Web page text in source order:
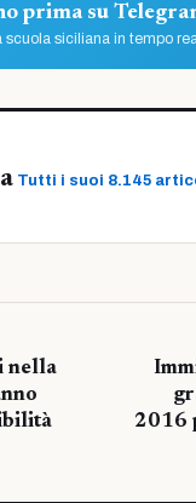
prima su
siciliana in tempo
Tutti i suoi 8.145
nella
2016